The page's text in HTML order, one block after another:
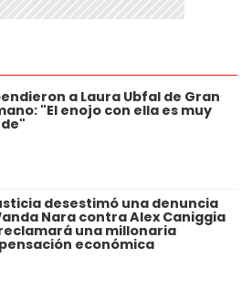
a Laura Ubfal de Gran
"El enojo con ella es muy
desestimó una denuncia
Nara contra Alex Caniggia
una millonaria
económica